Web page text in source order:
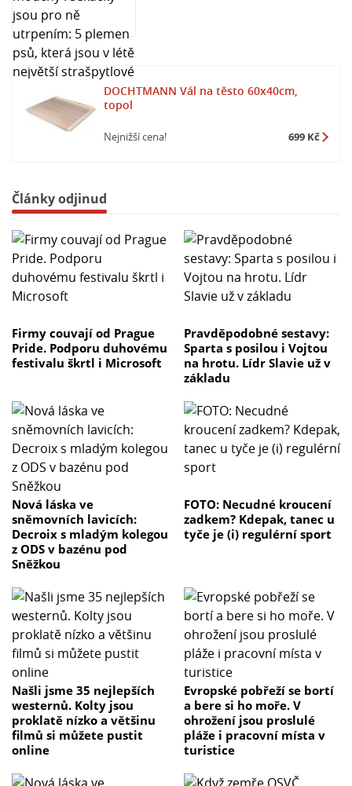
DOCHTMANN Vál na těsto 60x40cm,
topol
Nejnižší cena! 699 Kč
Články odjinud
Firmy couvají od Prague
Pride. Podporu duhovému
festivalu škrtl i Microsoft
Pravděpodobné sestavy:
Sparta s posilou i Vojtou
na hrotu. Lídr Slavie už v
základu
Nová láska ve
sněmovních lavicích:
Decroix s mladým kolegou
z ODS v bazénu pod
Sněžkou
FOTO: Necudné kroucení
zadkem? Kdepak, tanec u
tyče je (i) regulérní sport
Našli jsme 35 nejlepších
westernů. Kolty jsou
proklatě nízko a většinu
filmů si můžete pustit
online
Evropské pobřeží se bortí
a bere si ho moře. V
ohrožení jsou proslulé
pláže i pracovní místa v
turistice